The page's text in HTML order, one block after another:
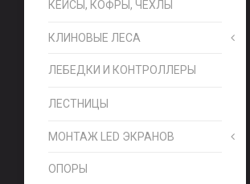
КЕЙСЫ, КОФРЫ, ЧЕХЛЫ
КЛИНОВЫЕ ЛЕСА
ЛЕБЕДКИ И КОНТРОЛЛЕРЫ
ЛЕСТНИЦЫ
МОНТАЖ LED ЭКРАНОВ
ОПОРЫ